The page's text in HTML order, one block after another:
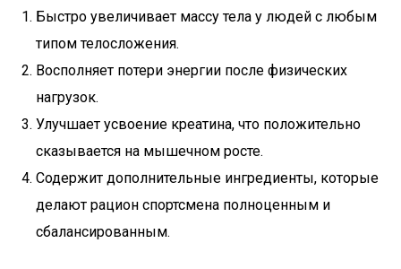
Быстро увеличивает массу тела у людей с любым
типом телосложения.
Восполняет потери энергии после физических
нагрузок.
Улучшает усвоение креатина, что положительно
сказывается на мышечном росте.
Содержит дополнительные ингредиенты, которые
делают рацион спортсмена полноценным и
сбалансированным.